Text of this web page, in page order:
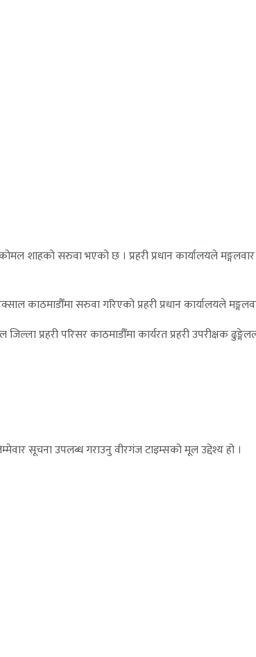
कोमल शाहको सरुवा भएको छ । प्रहरी प्रधान कार्यालयले
काठमाडौँमा सरुवा गरिएको प्रहरी प्रधान कार्यालयले
प्रहरी परिसर काठमाडौँमा कार्यरत प्रहरी उपरीक्षक
सूचना उपलब्ध गराउनु वीरगंज टाइम्सको मूल उद्देश्य हो ।